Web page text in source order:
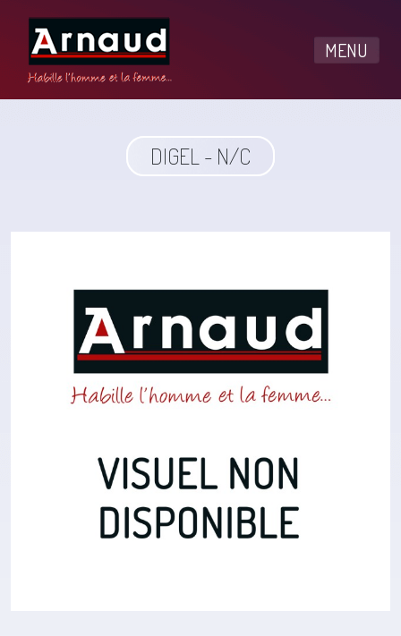
MENU
DIGEL - N/C